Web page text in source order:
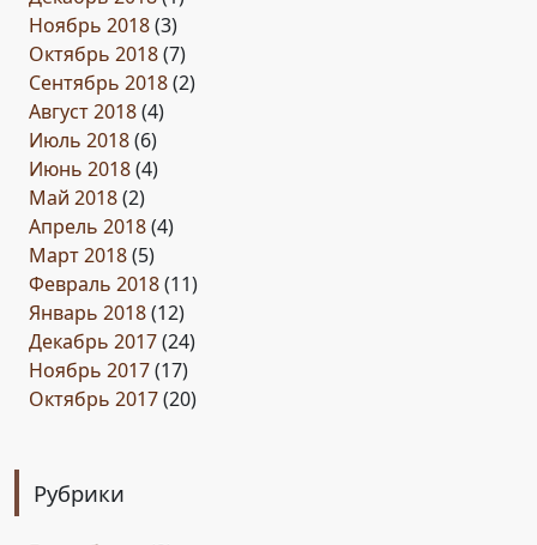
Ноябрь 2018(3)
Октябрь 2018(7)
Сентябрь 2018(2)
Август 2018(4)
Июль 2018(6)
Июнь 2018(4)
Май 2018(2)
Апрель 2018(4)
Март 2018(5)
Февраль 2018(11)
Январь 2018(12)
Декабрь 2017(24)
Ноябрь 2017(17)
Октябрь 2017(20)
Рубрики